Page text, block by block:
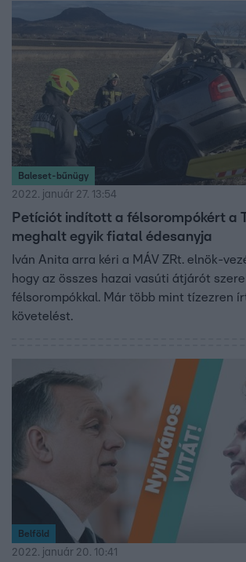
Baleset-bűnügy
2022. január 27. 13:54
Petíciót indított a félsorompókért a
meghalt egyik fiatal édesanyja
Iván Anita arra kéri a MÁV ZRt. elnök-
hogy az összes hazai vasúti átjárót
félsorompókkal. Már több mint tízezren
követelést.
Belföld
2022. január 20. 10:41